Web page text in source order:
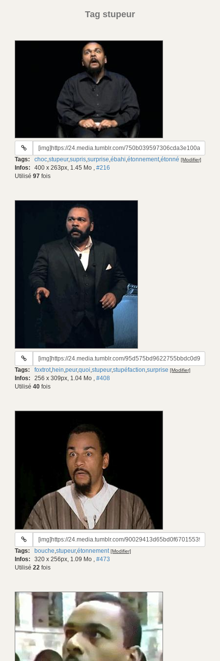
Tag stupeur
URL
gif:
Tags: choc,stupeur,supris,surprise,ébahi,étonnement,étonné [Modifier]
Infos: 400 x 263px, 1.45 Mo , #216
Utilisé 97 fois
URL
gif:
Tags: foxtrot,hein,peur,quoi,stupeur,stupéfaction,surprise [Modifier]
Infos: 256 x 309px, 1.04 Mo , #408
Utilisé 40 fois
URL
gif:
Tags: bouche,stupeur,étonnement [Modifier]
Infos: 320 x 256px, 1.09 Mo , #473
Utilisé 22 fois